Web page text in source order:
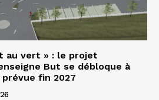
au vert » : le projet
But se débloque à
fin 2027